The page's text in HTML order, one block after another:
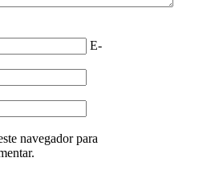
E-
navegador para